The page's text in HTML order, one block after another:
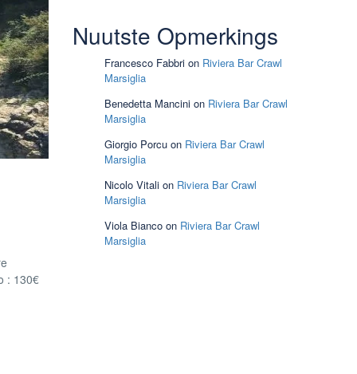
: 130€
Nuutste Opmerkings
Francesco Fabbri on Riviera Bar Crawl
Marsiglia
Benedetta Mancini on Riviera Bar Crawl
Marsiglia
Giorgio Porcu on Riviera Bar Crawl
Marsiglia
Nicolo Vitali on Riviera Bar Crawl
Marsiglia
Viola Bianco on Riviera Bar Crawl
Marsiglia